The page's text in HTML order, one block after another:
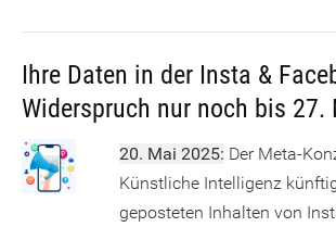
Ihre Daten in der Insta &
Widerspruch nur noch bis 27.
20. Mai 2025: Der Meta-
Künstliche Intelligenz
geposteten Inhalten von